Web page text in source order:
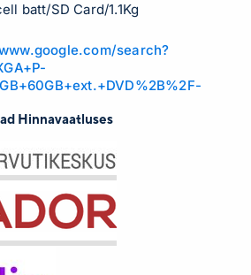
batt/SD Card/1.1Kg
search?
Hinnavaatluses